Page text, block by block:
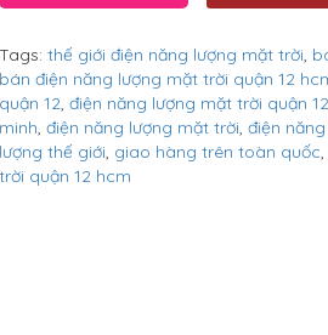
Tags: thế giới điện năng lượng mặt trời,
bán điện năng lượng mặt trời quận 12
quận 12, điện năng lượng mặt trời quận 12
minh, điện năng lượng mặt trời, điện
lượng thế giới, giao hàng trên toàn quốc,
trời quận 12 hcm